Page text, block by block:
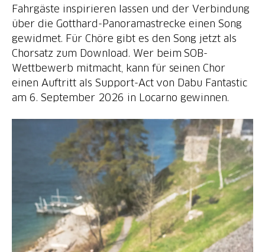
Fahrgäste inspirieren lassen und der Verbindung
über die Gotthard-Panoramastrecke einen Song
gewidmet. Für Chöre gibt es den Song jetzt als
Chorsatz zum Download. Wer beim SOB-
Wettbewerb mitmacht, kann für seinen Chor
einen Auftritt als Support-Act von Dabu Fantastic
am 6. September 2026 in Locarno gewinnen.